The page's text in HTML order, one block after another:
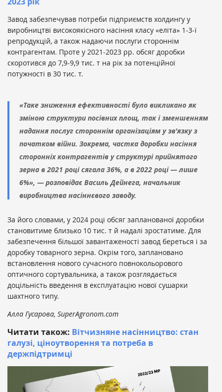
Завод забезпечував потреби підприємств холдингу у
виробництві високоякісного насіння класу «еліта» 1-3-ї
репродукцій, а також надаючи послуги стороннім
контрагентам. Проте у 2021-2023 рр. обсяг доробки
скоротився до 7,9-9,9 тис. т на рік за потенційної
потужності в 30 тис. т.
«Таке зниження ефективності було викликано як
зміною структури посівних площ, так і зменшенням
надання послуг стороннім організаціям у зв’язку з
початком війни. Зокрема, частка доробки насіння
сторонніх контрагентів у структурі прийнятого
зерна в 2021 році сягала 36%, а в 2022 році — лише
6%», — розповідає Василь Дейнега, начальник
виробництва насіннєвого заводу.
За його словами, у 2024 році обсяг запланованої доробки
становитиме близько 10 тис. т й надалі зростатиме. Для
забезпечення більшої завантаженості завод береться і за
доробку товарного зерна. Окрім того, заплановано
встановлення нового сучасного повнокольорового
оптичного сортувальника, а також розглядається
доцільність введення в експлуатацію нової сушарки
шахтного типу.
Алла Гусарова, SuperAgronom.com
Читати також: Вітчизняне насінництво: стан
галузі, ціноутворення та потреба в
держпідтримці